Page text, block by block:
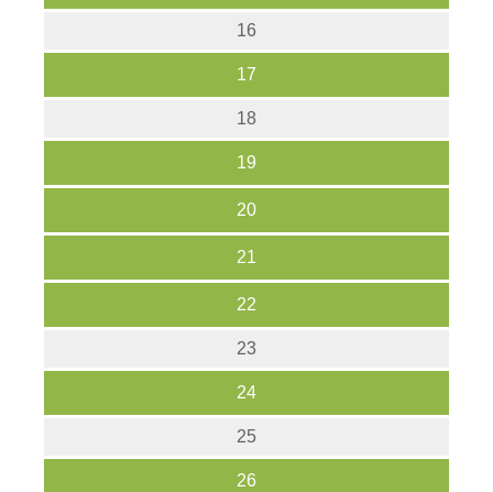
16
17
18
19
20
21
22
23
24
25
26